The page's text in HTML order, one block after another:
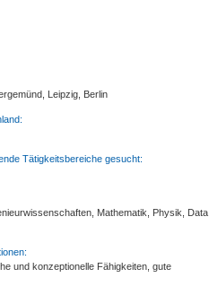
Leipzig, Berlin
Tätigkeitsbereiche gesucht:
Mathematik, Physik, Data
und konzeptionelle Fähigkeiten, gute